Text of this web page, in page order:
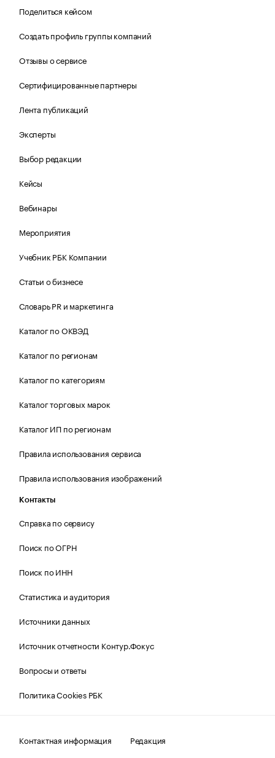
Поделиться кейсом
Создать профиль группы компаний
Отзывы о сервисе
Сертифицированные партнеры
Лента публикаций
Эксперты
Выбор редакции
Кейсы
Вебинары
Мероприятия
Учебник РБК Компании
Статьи о бизнесе
Словарь PR и маркетинга
Каталог по ОКВЭД
Каталог по регионам
Каталог по категориям
Каталог торговых марок
Каталог ИП по регионам
Правила использования сервиса
Правила использования изображений
Контакты
Справка по сервису
Поиск по ОГРН
Поиск по ИНН
Статистика и аудитория
Источники данных
Источник отчетности Контур.Фокус
Вопросы и ответы
Политика Cookies РБК
Контактная информация Редакция